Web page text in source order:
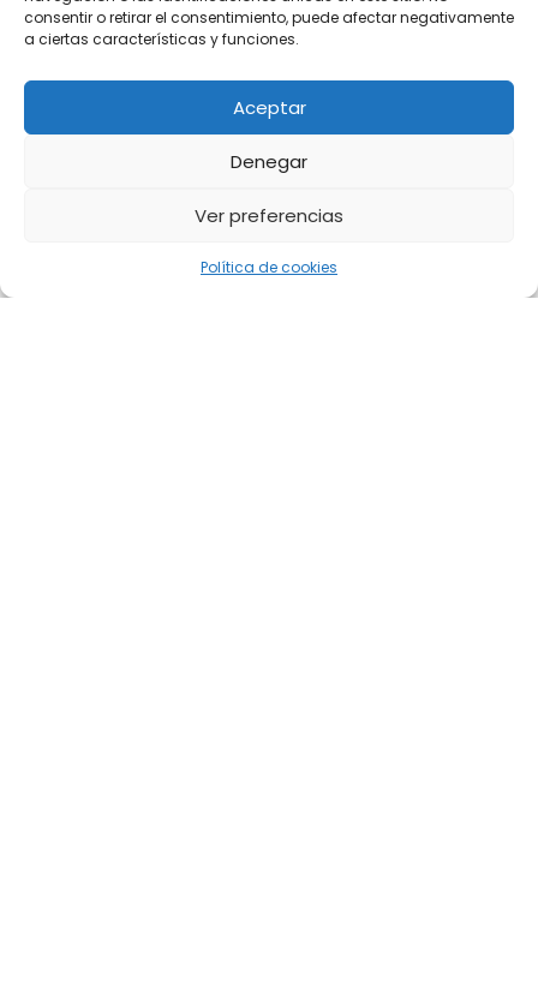
consentir o retirar el consentimiento, puede afectar negativamente
a ciertas características y funciones.
Aceptar
Denegar
Ver preferencias
Política de cookies